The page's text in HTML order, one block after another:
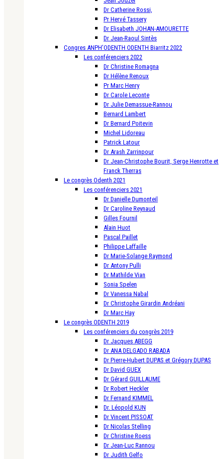
Dr Catherine Rossi,
Pr Hervé Tassery
Dr Elisabeth JOHAN-AMOURETTE
Dr Jean-Raoul Sintès
Congres ANPH’ODENTH ODENTH Biarritz 2022
Les conférenciers 2022
Dr Christine Romagna
Dr Hélène Renoux
Pr Marc Henry
Dr Carole Leconte
Dr Julie Demassue-Rannou
Bernard Lambert
Dr Bernard Poitevin
Michel Lidoreau
Patrick Latour
Dr Arash Zarrinpour
Dr Jean-Christophe Bourit, Serge Henrotte et
Franck Therras
Le congrès Odenth 2021
Les conférenciers 2021
Dr Danielle Dumonteil
Dr Caroline Reynaud
Gilles Fournil
Alain Huot
Pascal Paillet
Philippe Laffaille
Dr Marie-Solange Raymond
Dr Antony Pulli
Dr Mathilde Vian
Sonia Spelen
Dr Vanessa Nabal
Dr Christophe Girardin Andréani
Dr Marc Hay
Le congrès ODENTH 2019
Les conférenciers du congrès 2019
Dr Jacques ABEGG
Dr ANA DELGADO RABADA
Dr Pierre-Hubert DUPAS et Grégory DUPAS
Dr David GUEX
Dr Gérard GUILLAUME
Dr Robert Heckler
Dr Fernand KIMMEL
Dr. Léopold KUN
Dr Vincent PISSOAT
Dr Nicolas Stelling
Dr Christine Roess
Dr Jean-Luc Rannou
Dr Judith Gelfo